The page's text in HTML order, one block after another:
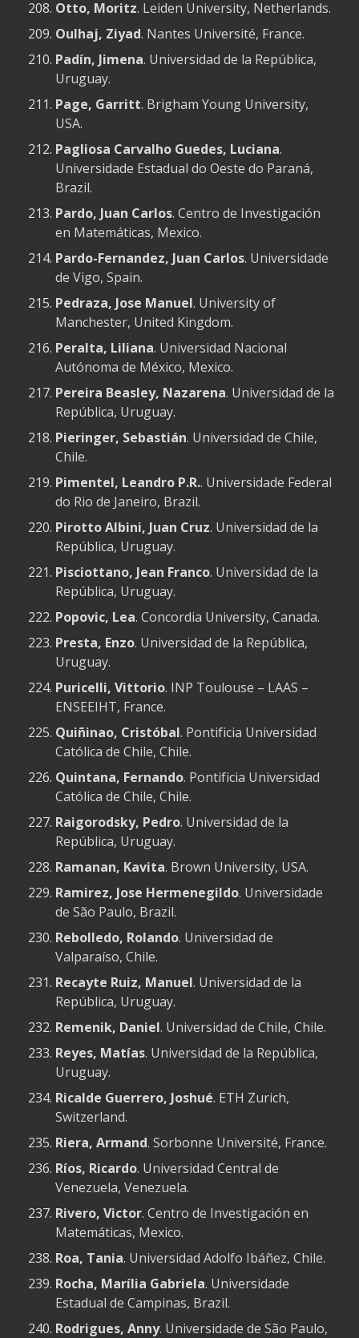
Otto, Moritz. Leiden University, Netherlands.
Oulhaj, Ziyad. Nantes Université, France.
Padín, Jimena. Universidad de la República,
Uruguay.
Page, Garritt. Brigham Young University,
USA.
Pagliosa Carvalho Guedes, Luciana.
Universidade Estadual do Oeste do Paraná,
Brazil.
Pardo, Juan Carlos. Centro de Investigación
en Matemáticas, Mexico.
Pardo-Fernandez, Juan Carlos. Universidade
de Vigo, Spain.
Pedraza, Jose Manuel. University of
Manchester, United Kingdom.
Peralta, Liliana. Universidad Nacional
Autónoma de México, Mexico.
Pereira Beasley, Nazarena. Universidad de la
República, Uruguay.
Pieringer, Sebastián. Universidad de Chile,
Chile.
Pimentel, Leandro P.R.. Universidade Federal
do Rio de Janeiro, Brazil.
Pirotto Albini, Juan Cruz. Universidad de la
República, Uruguay.
Pisciottano, Jean Franco. Universidad de la
República, Uruguay.
Popovic, Lea. Concordia University, Canada.
Presta, Enzo. Universidad de la República,
Uruguay.
Puricelli, Vittorio. INP Toulouse – LAAS –
ENSEEIHT, France.
Quiñinao, Cristóbal. Pontificia Universidad
Católica de Chile, Chile.
Quintana, Fernando. Pontificia Universidad
Católica de Chile, Chile.
Raigorodsky, Pedro. Universidad de la
República, Uruguay.
Ramanan, Kavita. Brown University, USA.
Ramirez, Jose Hermenegildo. Universidade
de São Paulo, Brazil.
Rebolledo, Rolando. Universidad de
Valparaíso, Chile.
Recayte Ruiz, Manuel. Universidad de la
República, Uruguay.
Remenik, Daniel. Universidad de Chile, Chile.
Reyes, Matías. Universidad de la República,
Uruguay.
Ricalde Guerrero, Joshué. ETH Zurich,
Switzerland.
Riera, Armand. Sorbonne Université, France.
Ríos, Ricardo. Universidad Central de
Venezuela, Venezuela.
Rivero, Victor. Centro de Investigación en
Matemáticas, Mexico.
Roa, Tania. Universidad Adolfo Ibáñez, Chile.
Rocha, Marília Gabriela. Universidade
Estadual de Campinas, Brazil.
Rodrigues, Anny. Universidade de São Paulo,